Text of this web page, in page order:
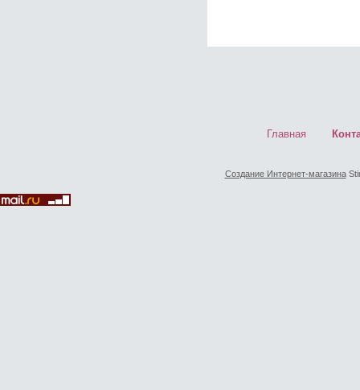
Главная
Создание Интернет-магазина